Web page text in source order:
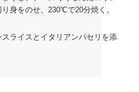
身をのせ、230℃で20分焼く。
ライスとイタリアンパセリを添